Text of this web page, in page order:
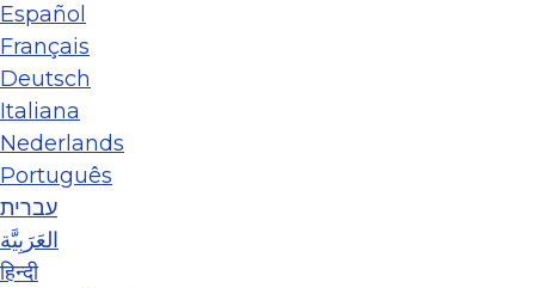
Español
Français
Deutsch
Italiana
Nederlands
Português
עברית
العَرَبِيَّة
हिन्दी